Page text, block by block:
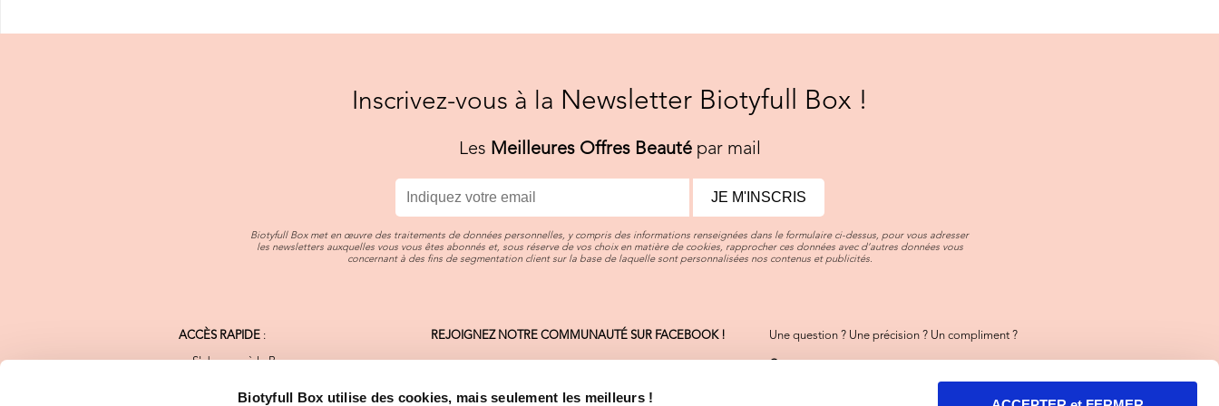
Biotyfull Box utilise des cookies, mais seulement les meilleurs !
Inscrivez-vous à la Newsletter Biotyfull Box !
Les Meilleures Offres Beautépar mail
JE M'INSCRIS
Biotyfull Box met en œuvre des traitements de données personnelles, y compris des informations renseignées dans le formulaire ci-dessus, pour vous adresser
les newsletters auxquelles vous vous êtes abonnés et, sous réserve de vos choix en matière de cookies, rapprocher ces données avec d’autres données vous
concernant à des fins de segmentation client sur la base de laquelle sont personnalisées nos contenus et publicités.
ACCÈS RAPIDE :
S'abonner à la Box
Nos Marques Bio
REJOIGNEZ NOTRE COMMUNAUTÉ SUR FACEBOOK ! Une question ? Une précision ? Un compliment ?